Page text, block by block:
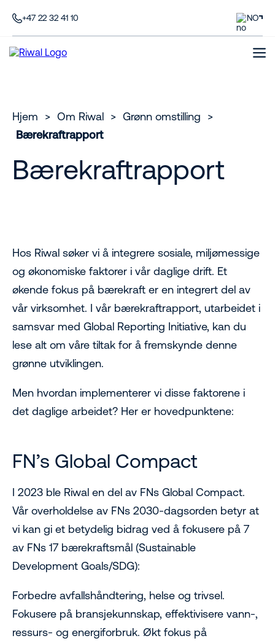
+47 22 32 41 10 NO
Hjem > Om Riwal > Grønn omstilling
>
Bærekraftrapport
Bærekraftrapport
Hos Riwal søker vi å integrere sosiale, miljømessige
og økonomiske faktorer i vår daglige drift. Et
økende fokus på bærekraft er en integrert del av
vår virksomhet. I vår bærekraftrapport, utarbeidet i
samsvar med Global Reporting Initiative, kan du
lese alt om våre tiltak for å fremskynde denne
grønne utviklingen.
Men hvordan implementerer vi disse faktorene i
det daglige arbeidet? Her er hovedpunktene:
FN’s Global Compact
I 2023 ble Riwal en del av FNs Global Compact.
Vår overholdelse av FNs 2030-dagsorden betyr at
vi kan gi et betydelig bidrag ved å fokusere på 7
av FNs 17 bærekraftsmål (Sustainable
Development Goals/SDG):
Forbedre avfallshåndtering, helse og trivsel.
Fokusere på bransjekunnskap, effektivisere vann-,
ressurs- og energiforbruk. Økt fokus på